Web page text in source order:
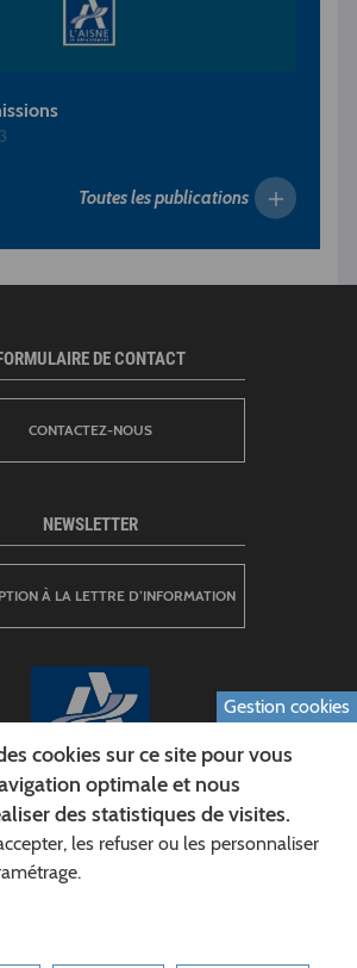
Toutes les publications
DÉPARTEMENTAL DE L'AISNE
Siège :
FORMULAIRE DE CONTACT
CONTACTEZ-NOUS
NEWSLETTER
À LA LETTRE D’INFORMATION
Gestion cookies
cookies sur ce site pour vous
optimale et nous
des statistiques de visites.
les refuser ou les personnaliser